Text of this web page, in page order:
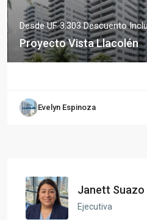
DesdeUF 3.303Descuento
Proyecto Vista Llacolén
Evelyn Espinoza
Janett
Ejecutiva